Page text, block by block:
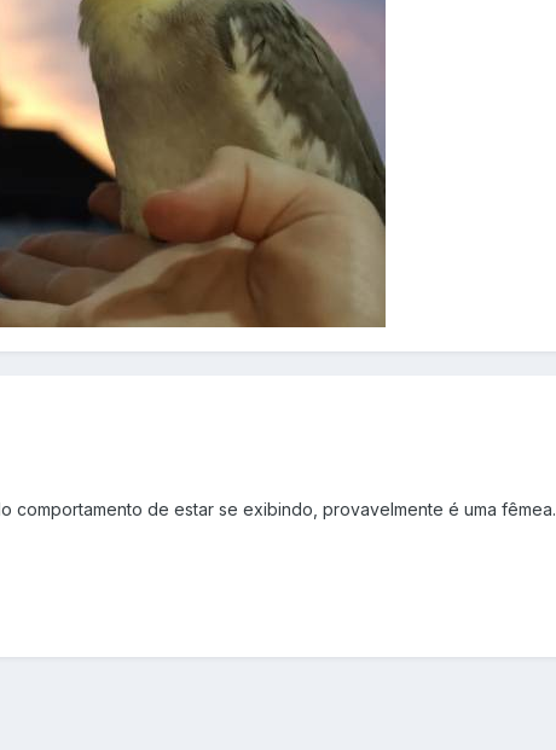
comportamento de estar se exibindo, provavelmente é uma fêmea.